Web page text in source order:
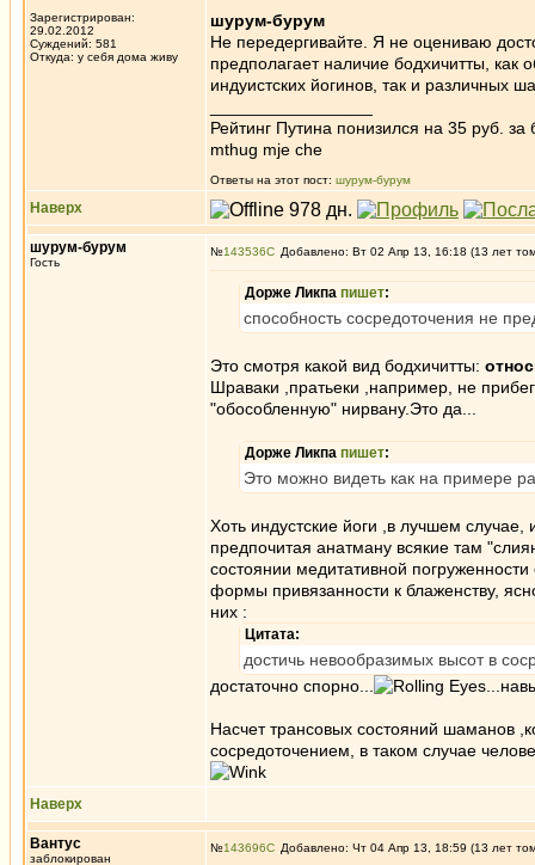
Зарегистрирован:
29.02.2012
Суждений: 581
Откуда: у себя дома живу
шурум-бурум
Не передергивайте. Я не оцениваю
предполагает наличие бодхичитты, как
индуистских йогинов, так и различных
Рейтинг Путина понизился на 35 руб. за
mthug mje che
Ответы на этот пост: шурум-бурум
Наверх
шурум-бурум
Гость
№143536 Добавлено: Вт 02 Апр 13, 16:18 (13 лет
Дорже Ликпа пишет:
способность сосредоточения не
Это смотря какой вид бодхичитты:
Шраваки ,пратьеки ,например, не
"обособленную" нирвану.Это да...
Дорже Ликпа пишет:
Это можно видеть как на примере
Хоть индустские йоги ,в лучшем
предпочитая анатману всякие там
состоянии медитативной
формы привязанности к блаженству,
них :
Цитата:
достичь невообразимых высот в
достаточно спорно...
Насчет трансовых состояний шаманов
сосредоточением, в таком случае
Наверх
Вантус
заблокирован
№143696 Добавлено: Чт 04 Апр 13, 18:59 (13 лет